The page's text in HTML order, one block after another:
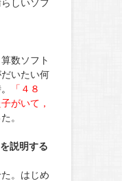
しいソフ
数ソフト
いたい何
。
「４８
がいて，
。
説明する
。はじめ